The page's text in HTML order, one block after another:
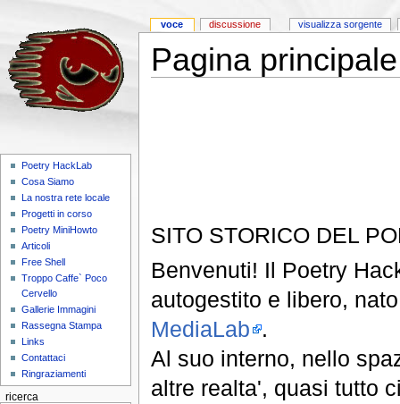
Pagina principale
SITO STORICO DEL
Benvenuti! Il Poetry
autogestito e libero,
MediaLab .
Al suo interno, nello
altre realta', quasi tutto
voce discussione visualizza sorgente
Poetry HackLab
Cosa Siamo
La nostra rete locale
Progetti in corso
Poetry MiniHowto
Articoli
Free Shell
Troppo Caffe` Poco
Cervello
Gallerie Immagini
Rassegna Stampa
Links
Contattaci
Ringraziamenti
ricerca